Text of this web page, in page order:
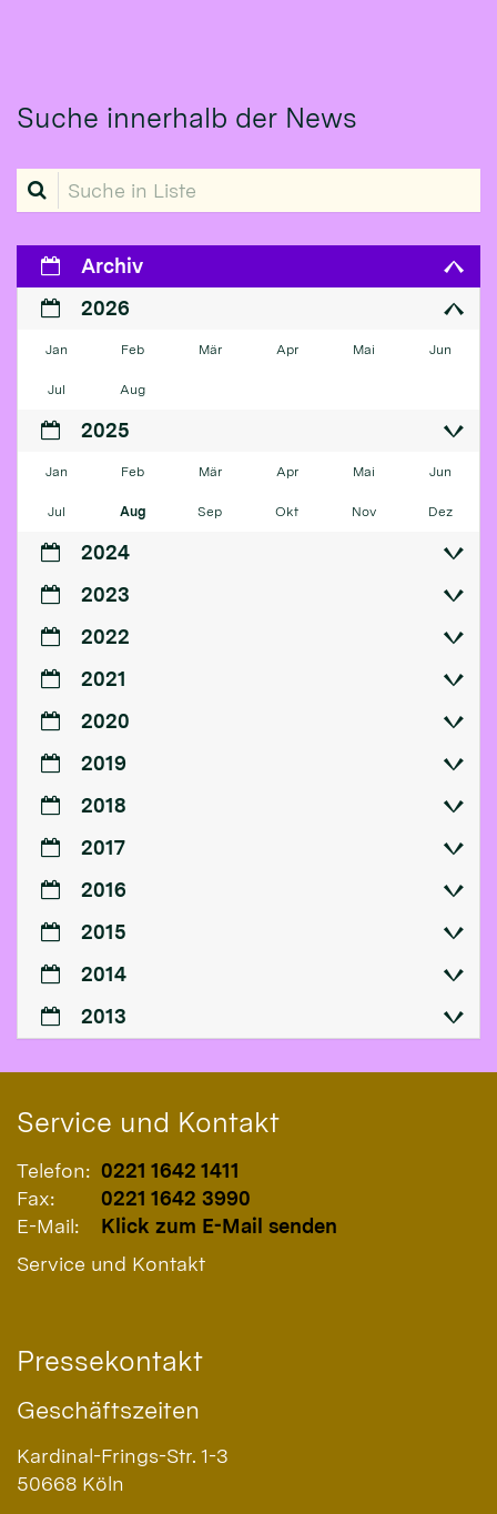
Suche innerhalb der News
Suche in Liste
Archiv
2026
Jan Feb Mär Apr Mai Jun
Jul Aug
2025
Jan Feb Mär Apr Mai Jun
Jul Aug Sep Okt Nov Dez
2024
2023
2022
2021
2020
2019
2018
2017
2016
2015
2014
2013
Service und Kontakt
Telefon: 0221 1642 1411
Fax:
0221 1642 3990
E-Mail:
Klick zum E-Mail senden
Service und Kontakt
Pressekontakt
Geschäftszeiten
Kardinal-Frings-Str. 1-3
50668 Köln